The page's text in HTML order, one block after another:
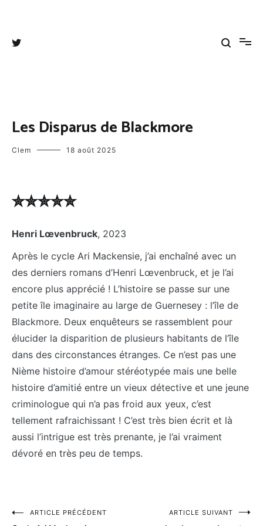
Les Disparus de Blackmore
Clem 18 août 2025
✮✮✮✮✮
Henri Lœvenbruck, 2023
Après le cycle Ari Mackensie, j’ai enchaîné avec un
des derniers romans d’Henri Lœvenbruck, et je l’ai
encore plus apprécié ! L’histoire se passe sur une
petite île imaginaire au large de Guernesey : l’île de
Blackmore. Deux enquêteurs se rassemblent pour
élucider la disparition de plusieurs habitants de l’île
dans des circonstances étranges. Ce n’est pas une
Nième histoire d’amour stéréotypée mais une belle
histoire d’amitié entre un vieux détective et une jeune
criminologue qui n’a pas froid aux yeux, c’est
tellement rafraichissant ! C’est très bien écrit et là
aussi l’intrigue est très prenante, je l’ai vraiment
dévoré en très peu de temps.
Navigation
ARTICLE PRÉCÉDENT ARTICLE SUIVANT